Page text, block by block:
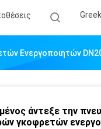
Greek
Ενεργοποιητών
άντεξε την
γκοφρετών